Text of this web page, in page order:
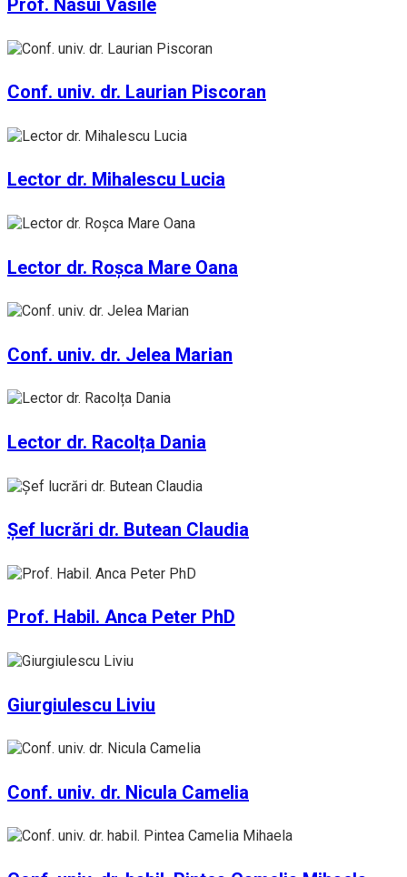
Prof. Nasui Vasile
Conf. univ. dr. Laurian Piscoran
Lector dr. Mihalescu Lucia
Lector dr. Roșca Mare Oana
Conf. univ. dr. Jelea Marian
Lector dr. Racolța Dania
Șef lucrări dr. Butean Claudia
Prof. Habil. Anca Peter PhD
Giurgiulescu Liviu
Conf. univ. dr. Nicula Camelia